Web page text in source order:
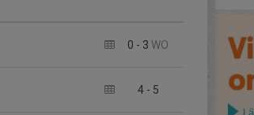
0 - 3 WO
4 - 5